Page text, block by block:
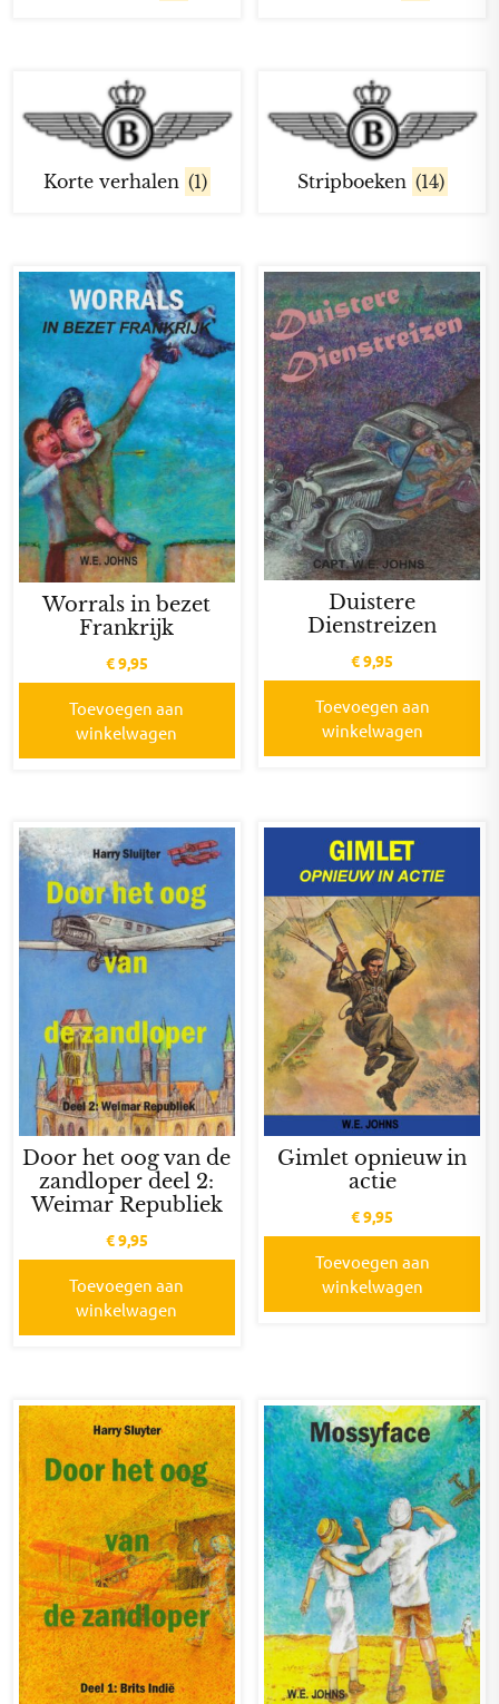
Korte verhalen (1) Stripboeken (14)
Worrals in bezet
Frankrijk
€9,95
Toevoegen aan
winkelwagen
Duistere
Dienstreizen
€9,95
Toevoegen aan
winkelwagen
Door het oog van de
zandloper deel 2:
Weimar Republiek
€9,95
Toevoegen aan
winkelwagen
Gimlet opnieuw in
actie
€9,95
Toevoegen aan
winkelwagen